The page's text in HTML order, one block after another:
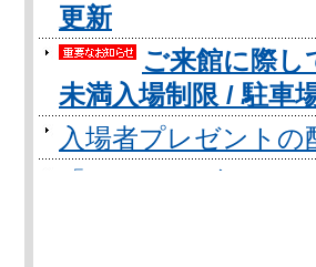
更新
ご来館に際し
未満入場制限 / 駐車
入場者プレゼント
「ミニオンズ＆モ